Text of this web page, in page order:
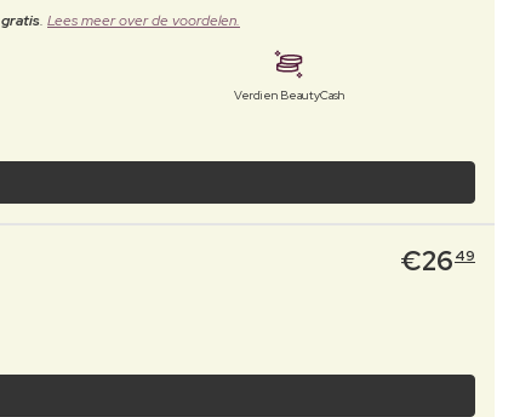
gratis. Lees meer over de voordelen.
Verdien BeautyCash
€26 49